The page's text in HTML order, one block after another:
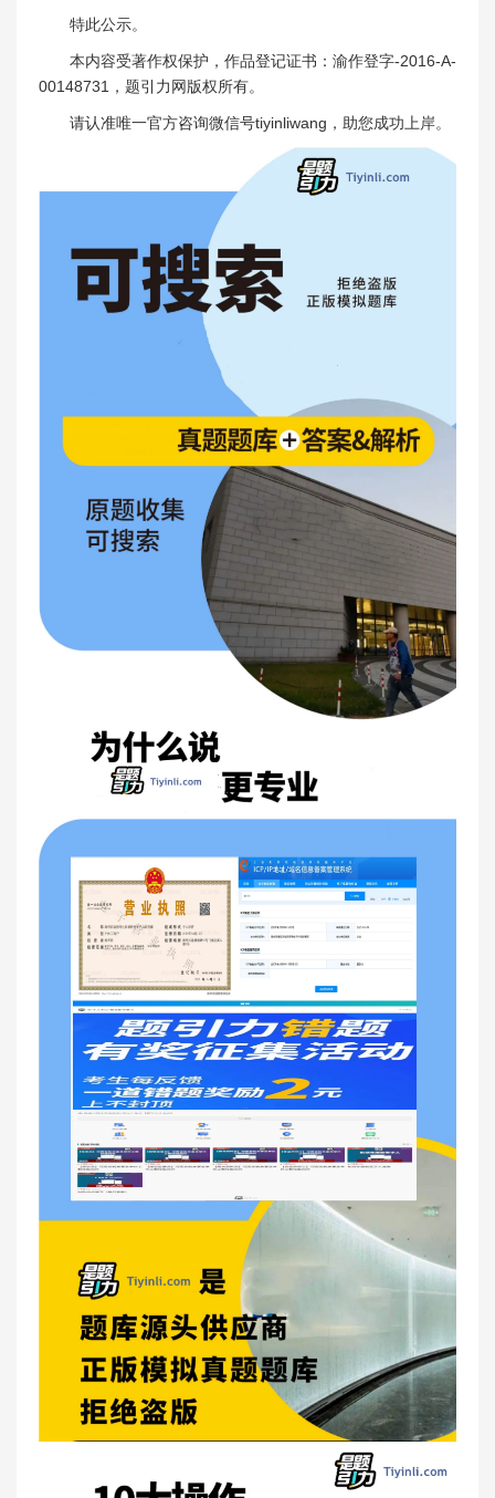
特此公示。
本内容受著作权保护，作品登记证书：渝作登字-2016-A-
00148731，题引力网版权所有。
请认准唯一官方咨询微信号tiyinliwang，助您成功上岸。